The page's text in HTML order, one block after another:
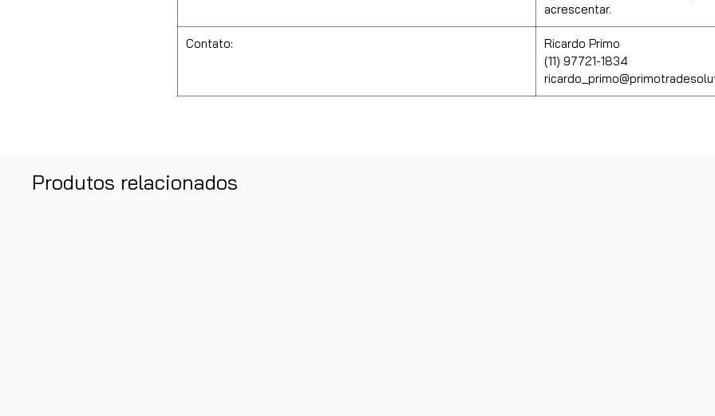
acrescentar.
Contato:
Ricardo Primo
(11) 97721-1834
Produtos relacionados